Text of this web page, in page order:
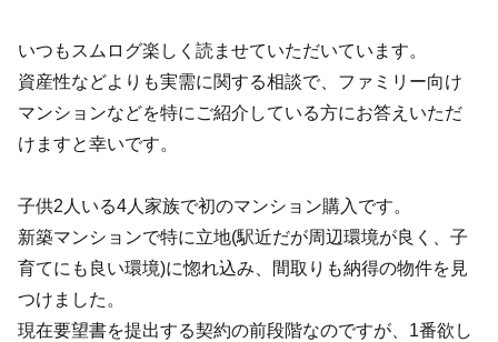
いつもスムログ楽しく読ませていただいています。
資産性などよりも実需に関する相談で、ファミリー向け
マンションなどを特にご紹介している方にお答えいただ
けますと幸いです。
子供2人いる4人家族で初のマンション購入です。
新築マンションで特に立地(駅近だが周辺環境が良く、子
育てにも良い環境)に惚れ込み、間取りも納得の物件を見
つけました。
現在要望書を提出する契約の前段階なのですが、1番欲し